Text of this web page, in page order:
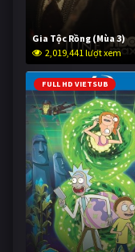
Gia Tộc Rồng (Mùa 3)
2,019,441 lượt xem
FULL HD VIETSUB